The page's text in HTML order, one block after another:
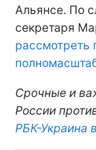
Альянсе. По
секретаря
рассмотреть
Срочные и
России
РБК-Украина